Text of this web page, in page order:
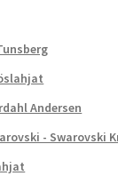
Andersen
- Swarovski